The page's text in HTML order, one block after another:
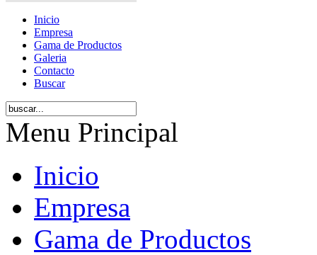
Inicio
Empresa
Gama de Productos
Galeria
Contacto
Buscar
Menu Principal
Inicio
Empresa
Gama de Productos